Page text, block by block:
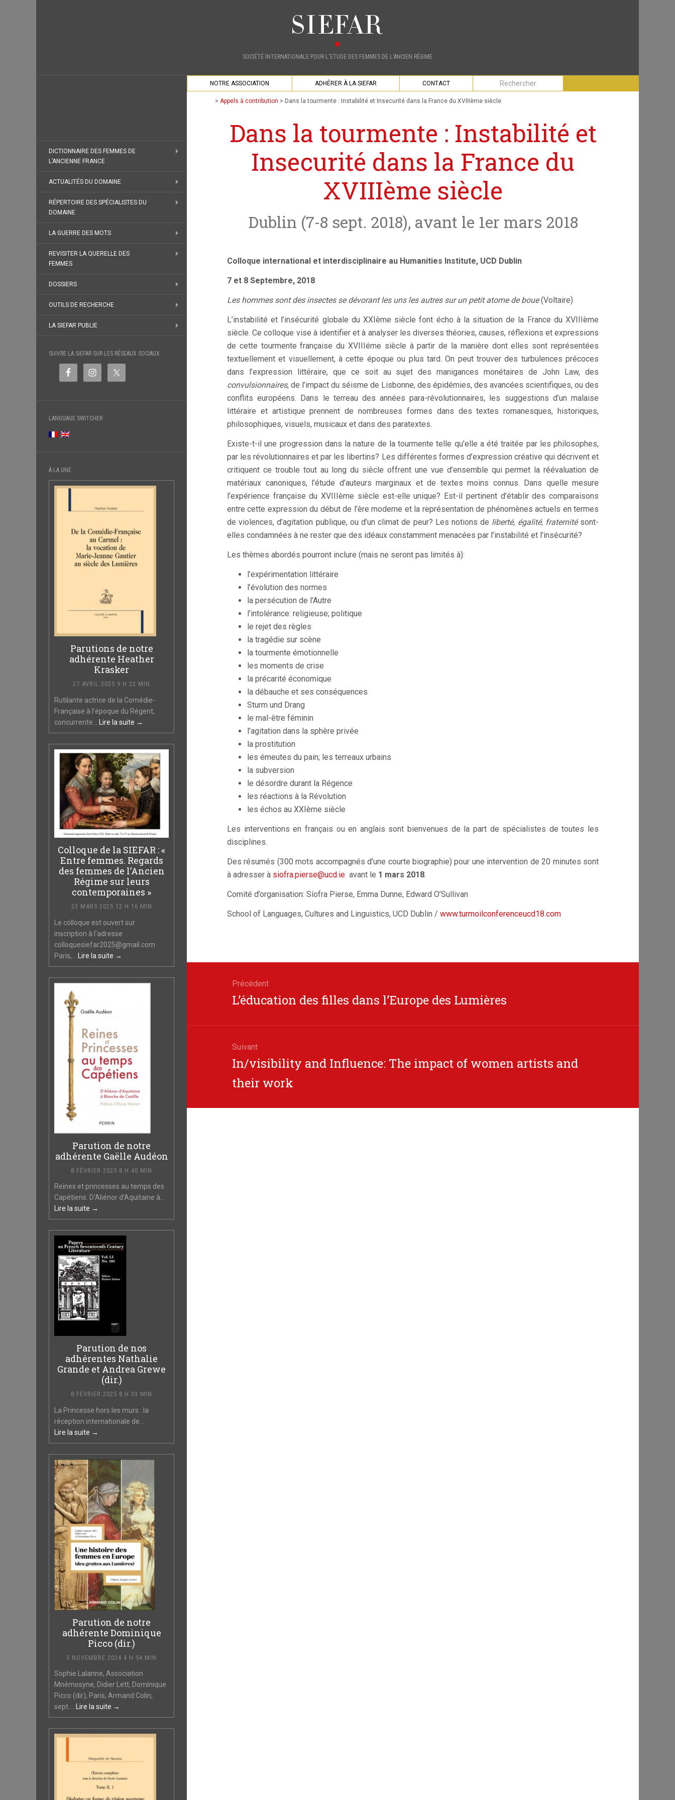
SOCIÉTÉ INTERNATIONALE POUR L'ETUDE DES FEMMES DE L'ANCIEN RÉGIME
DICTIONNAIRE DES FEMMES DE
L’ANCIENNE FRANCE
ACTUALITÉS DU DOMAINE
RÉPERTOIRE DES SPÉCIALISTES DU
DOMAINE
LA GUERRE DES MOTS
REVISITER LA QUERELLE DES
FEMMES
DOSSIERS
OUTILS DE RECHERCHE
LA SIEFAR PUBLIE
SUIVRE LA SIEFAR SUR LES RÉSEAUX SOCIAUX
LANGUAGE SWITCHER
À LA UNE
Parutions de notre
adhérente Heather
Krasker
27 AVRIL 2025 9 H 22 MIN
Rutilante actrice de la Comédie-
Française à l’époque du Régent,
concurrente... Lire la suite →
Colloque de la SIEFAR : «
Entre femmes. Regards
des femmes de l’Ancien
Régime sur leurs
contemporaines »
23 MARS 2025 12 H 16 MIN
Le colloque est ouvert sur
inscription à l’adresse
colloquesiefar2025@gmail.com
Paris,... Lire la suite →
Parution de notre
adhérente Gaëlle Audéon
8 FÉVRIER 2025 8 H 40 MIN
Reines et princesses au temps des
Capétiens. D’Aliénor d’Aquitaine à...
Lire la suite →
Parution de nos
adhérentes Nathalie
Grande et Andrea Grewe
(dir.)
8 FÉVRIER 2025 8 H 33 MIN
La Princesse hors les murs : la
réception internationale de...
Lire la suite →
Parution de notre
adhérente Dominique
Picco (dir.)
3 NOVEMBRE 2024 4 H 54 MIN
Sophie Lalanne, Association
Mnémosyne, Didier Lett, Dominique
Picco (dir), Paris, Armand Colin,
sept.... Lire la suite →
NOTRE ASSOCIATION ADHÉRER À LA SIEFAR CONTACT
> Appels à contribution > Dans la tourmente : Instabilité et Insecurité dans la France du XVIIIème siècle
Dans la tourmente : Instabilité et
Insecurité dans la France du
XVIIIème siècle
Dublin (7-8 sept. 2018), avant le 1er mars 2018
Colloque international et interdisciplinaire au Humanities Institute, UCD Dublin
7 et 8 Septembre, 2018
Les hommes sont des insectes se dévorant les uns les autres sur un petit atome de boue(Voltaire)
L’instabilité et l’insécurité globale du XXIème siècle font écho à la situation de la France du XVIIIème
siècle. Ce colloque vise à identifier et à analyser les diverses théories, causes, réflexions et expressions
de cette tourmente française du XVIIIéme siècle à partir de la manière dont elles sont représentées
textuellement et visuellement, à cette époque ou plus tard. On peut trouver des turbulences précoces
dans l’expression littéraire, que ce soit au sujet des manigances monétaires de John Law, des
convulsionnaires, de l’impact du séisme de Lisbonne, des épidémies, des avancées scientifiques, ou des
conflits européens. Dans le terreau des années para-révolutionnaires, les suggestions d’un malaise
littéraire et artistique prennent de nombreuses formes dans des textes romanesques, historiques,
philosophiques, visuels, musicaux et dans des paratextes.
Existe-t-il une progression dans la nature de la tourmente telle qu’elle a été traitée par les philosophes,
par les révolutionnaires et par les libertins? Les différentes formes d’expression créative qui décrivent et
critiquent ce trouble tout au long du siècle offrent une vue d’ensemble qui permet la réévaluation de
matériaux canoniques, l’étude d’auteurs marginaux et de textes moins connus. Dans quelle mesure
l’expérience française du XVIIIème siècle est-elle unique? Est-il pertinent d’établir des comparaisons
entre cette expression du début de l’ère moderne et la représentation de phénomènes actuels en termes
de violences, d’agitation publique, ou d’un climat de peur? Les notions de liberté, égalité, fraternitésont-
elles condamnées à ne rester que des idéaux constamment menacées par l’instabilité et l’insécurité?
Les thèmes abordés pourront inclure (mais ne seront pas limités à):
l’expérimentation littéraire
l’évolution des normes
la persécution de l’Autre
l’intolérance: religieuse; politique
le rejet des règles
la tragédie sur scène
la tourmente émotionnelle
les moments de crise
la précarité économique
la débauche et ses conséquences
Sturm und Drang
le mal-être féminin
l’agitation dans la sphère privée
la prostitution
les émeutes du pain; les terreaux urbains
la subversion
le désordre durant la Régence
les réactions à la Révolution
les échos au XXIème siècle
Les interventions en français ou en anglais sont bienvenues de la part de spécialistes de toutes les
disciplines.
Des résumés (300 mots accompagnés d’une courte biographie) pour une intervention de 20 minutes sont
à adresser à siofra.pierse@ucd.ie avant le 1 mars 2018.
Comité d’organisation: Síofra Pierse, Emma Dunne, Edward O’Sullivan
School of Languages, Cultures and Linguistics, UCD Dublin / www.turmoilconferenceucd18.com
l’article
Précédent
Article
L’éducation des filles dans l’Europe des Lumières
Suivant
Article
In/visibility and Influence: The impact of women artists and
their work